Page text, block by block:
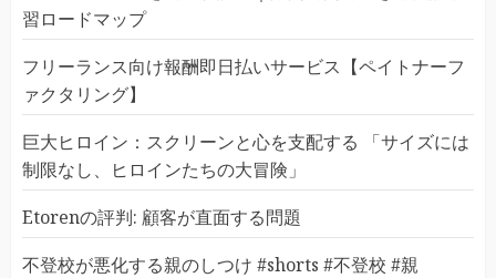
習ロードマップ
フリーランス向け報酬即日払いサービス【ペイトナーフ
ァクタリング】
巨大ヒロイン：スクリーンと心を支配する 「サイズには
制限なし、ヒロインたちの大冒険」
Etorenの評判: 顧客が直面する問題
不登校が悪化する親のしつけ #shorts #不登校 #親